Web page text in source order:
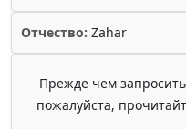
Отчество: Zahar
Прежде чем
пожалуйста,